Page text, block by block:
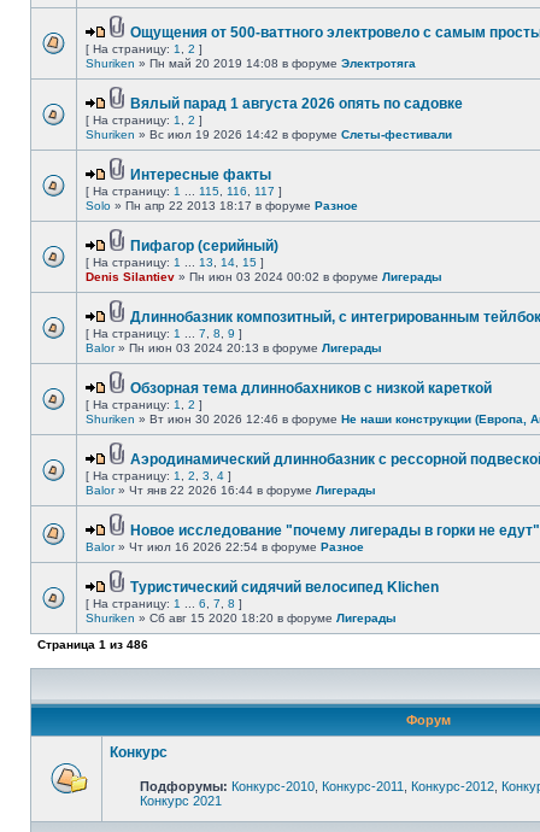
Ощущения от 500-ваттного электровело с самым
[ На страницу: 1 2 ]
Shuriken » Пн май 20 2019 14:08 в форуме Электротяга
Вялый парад 1 августа 2026 опять по садовке
[ На страницу: 1 2 ]
Shuriken » Вс июл 19 2026 14:42 в форуме Слеты-фестивали
Интересные факты
[ На страницу: 1 115 116 117 ]
Solo » Пн апр 22 2013 18:17 в форуме Разное
Пифагор (серийный)
[ На страницу: 1 13 14 15 ]
Denis Silantiev » Пн июн 03 2024 00:02 в форуме Лигерады
Длиннобазник композитный, с интегрированным
[ На страницу: 1 7 8 9 ]
Balor» Пн июн 03 2024 20:13 в форуме Лигерады
Обзорная тема длиннобахников с низкой кареткой
[ На страницу: 1 2 ]
Shuriken » Вт июн 30 2026 12:46 в форуме Не наши конструкции (Европа,
Аэродинамический длиннобазник с рессорной
[ На страницу: 1 2 3 4 ]
Balor» Чт янв 22 2026 16:44 в форуме Лигерады
Новое исследование "почему лигерады в горки не
Balor» Чт июл 16 2026 22:54 в форуме Разное
Туристический сидячий велосипед Klichen
[ На страницу: 1 6 7 8 ]
Shuriken » Сб авг 15 2020 18:20 в форуме Лигерады
Страница 1 из 486
Форум
Конкурс
Подфорумы: Конкурс-2010 Конкурс-2011 Конкурс-2012
Конкурс 2021